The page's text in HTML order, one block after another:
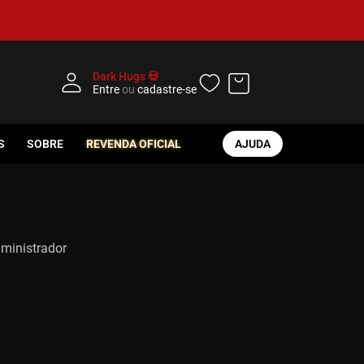
Dark Hugs 💀
Entreou cadastre-se
SOBRE REVENDA OFICIAL AJUDA